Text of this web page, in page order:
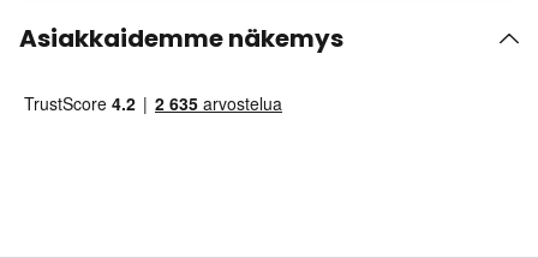
Asiakkaidemme näkemys